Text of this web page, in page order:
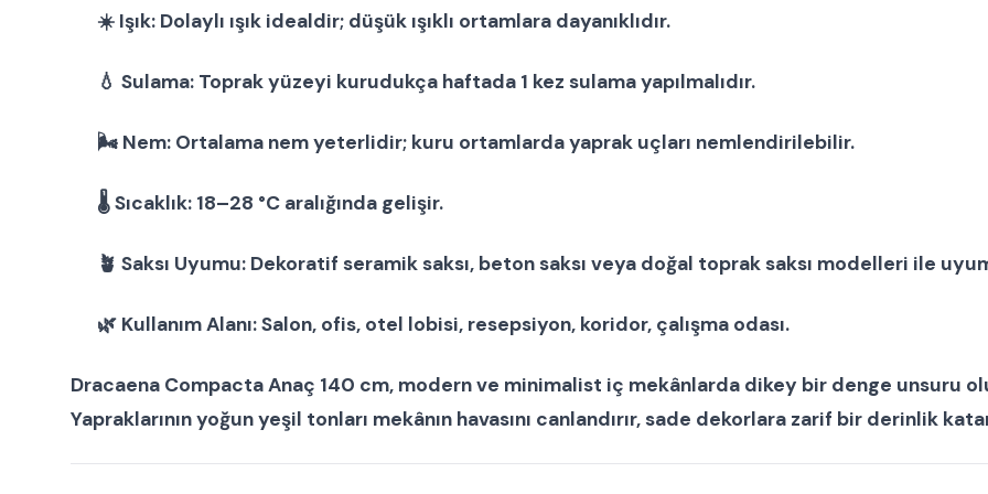
☀️ Işık: Dolaylı ışık idealdir; düşük ışıklı ortamlara dayanıklıdır.
💧 Sulama: Toprak yüzeyi kurudukça haftada 1 kez sulama yapılmalıdır.
🌬 Nem: Ortalama nem yeterlidir; kuru ortamlarda yaprak uçları nemlendirilebilir.
🌡Sıcaklık: 18–28 °C aralığında gelişir.
🪴 Saksı Uyumu: Dekoratif seramik saksı, beton saksı veya doğal toprak saksı modelleri ile
🌿 Kullanım Alanı:Salon, ofis, otel lobisi, resepsiyon, koridor, çalışma odası.
Dracaena Compacta Anaç 140 cm, modern ve minimalist iç mekânlarda dikey bir denge unsuru
Yapraklarının yoğun yeşil tonları mekânın havasını canlandırır, sade dekorlara zarif bir derinlik